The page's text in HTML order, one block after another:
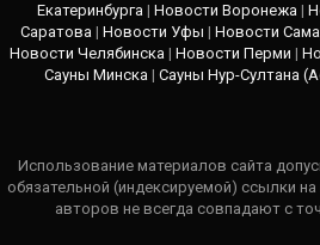
Екатеринбурга | Новости Воронежа |
Саратова| Новости Уфы | Новости
Новости Челябинска| Новости Перми |
Сауны Минска | Сауны Нур-Султана
Использование материалов сайта
обязательной (индексируемой) ссылки
авторов не всегда совпадают с